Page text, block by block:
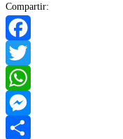
Compartir:
Facebook
Twitter
WhatsApp
Messenger